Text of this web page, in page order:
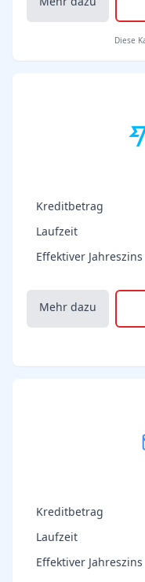
Diese
Kreditbetrag
Laufzeit
Effektiver Jahreszins
Mehr dazu
Kreditbetrag
Laufzeit
Effektiver Jahreszins